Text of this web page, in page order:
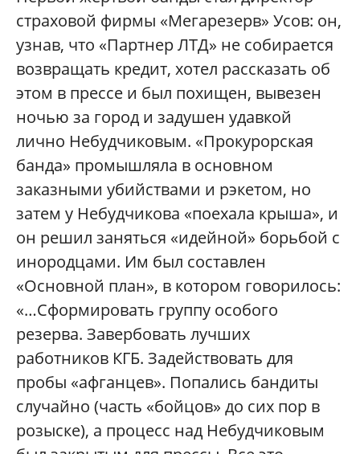
страховой фирмы «Мегарезерв» Усов: он,
узнав, что «Партнер ЛТД» не собирается
возвращать кредит, хотел рассказать об
этом в прессе и был похищен, вывезен
ночью за город и задушен удавкой
лично Небудчиковым. «Прокурорская
банда» промышляла в основном
заказными убийствами и рэкетом, но
затем у Небудчикова «поехала крыша», и
он решил заняться «идейной» борьбой с
инородцами. Им был составлен
«Основной план», в котором говорилось:
«…Сформировать группу особого
резерва. Завербовать лучших
работников КГБ. Задействовать для
пробы «афганцев». Попались бандиты
случайно (часть «бойцов» до сих пор в
розыске), а процесс над Небудчиковым